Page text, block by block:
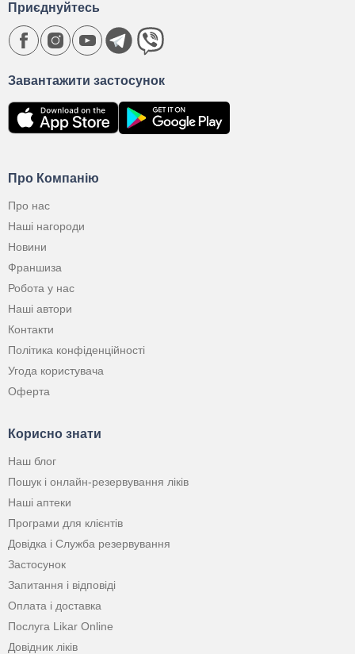
Про Компанію
Про нас
Наші нагороди
Новини
Франшиза
Робота у нас
Наші автори
Контакти
Політика конфіденційності
Угода користувача
Оферта
Корисно знати
Наш блог
Пошук і онлайн-резервування ліків
Наші аптеки
Програми для клієнтів
Довідка і Служба резервування
Застосунок
Запитання і відповіді
Оплата і доставка
Послуга Likar Online
Довідник ліків
Завантажити застосунок
Приєднуйтесь